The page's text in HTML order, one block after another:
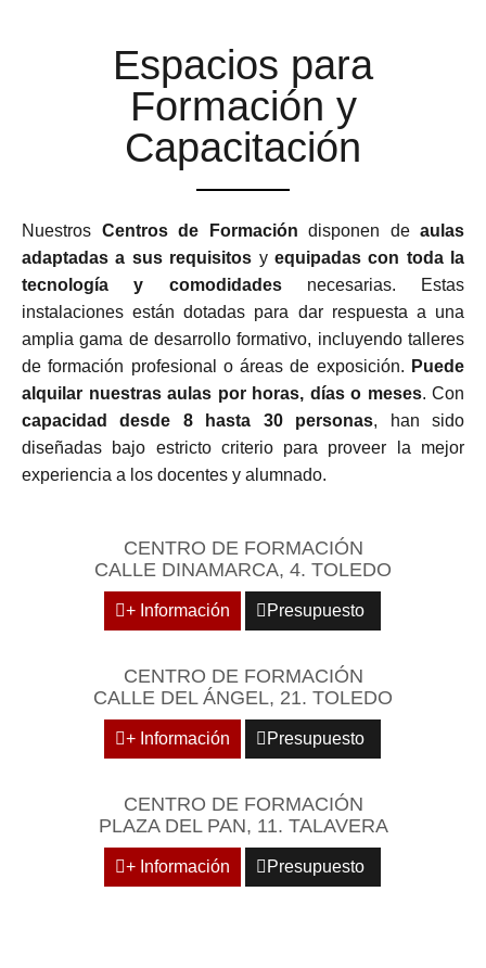
Espacios para
Formación y
Capacitación
Nuestros Centros de Formación disponen de aulas
adaptadas a sus requisitos y equipadas con toda la
tecnología y comodidadesnecesarias. Estas
instalaciones están dotadas para dar respuesta a una
amplia gama de desarrollo formativo, incluyendo talleres
de formación profesional o áreas de exposición. Puede
alquilar nuestras aulas por horas, días o meses. Con
capacidad desde 8 hasta 30 personas, han sido
diseñadas bajo estricto criterio para proveer la mejor
experiencia a los docentes y alumnado.
CENTRO DE FORMACIÓN
CALLE DINAMARCA, 4. TOLEDO
+ Información Presupuesto
CENTRO DE FORMACIÓN
CALLE DEL ÁNGEL, 21. TOLEDO
+ Información Presupuesto
CENTRO DE FORMACIÓN
PLAZA DEL PAN, 11. TALAVERA
+ Información Presupuesto